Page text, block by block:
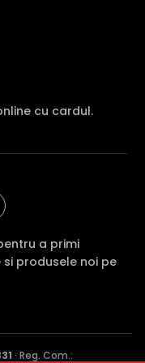
2 MP/1080p
IR 30m IR 30m
HDCVI HDTVI
AHD
24 luni
24 luni
HAC-T2A21 vs
→ ·Dahua HAC-
cu cardul.
a primi
produsele noi pe
· Reg. Com.: